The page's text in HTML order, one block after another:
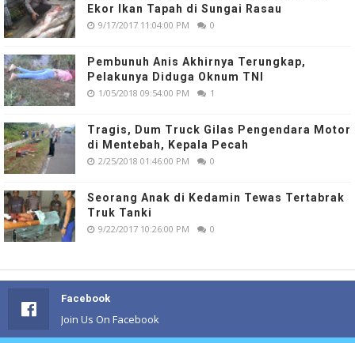
Ekor Ikan Tapah di Sungai Rasau
9/17/2017 11:04:00 PM 0
Pembunuh Anis Akhirnya Terungkap,
Pelakunya Diduga Oknum TNI
1/05/2018 09:54:00 PM 1
Tragis, Dum Truck Gilas Pengendara Motor
di Mentebah, Kepala Pecah
2/25/2018 01:46:00 PM 0
Seorang Anak di Kedamin Tewas Tertabrak
Truk Tanki
9/22/2017 10:26:00 PM 0
Facebook
Join Us On Facebook